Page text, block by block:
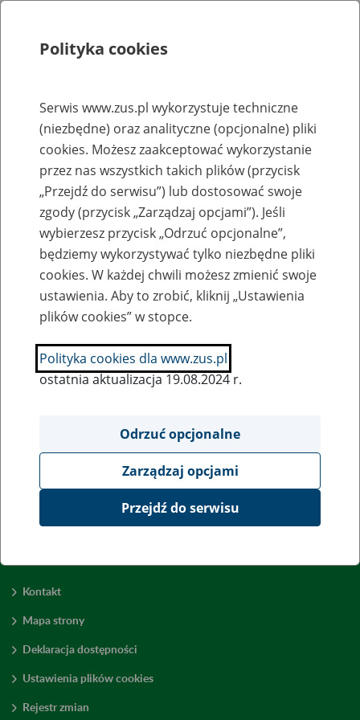
Rejestry, ewidencje i archiwa
Baza zlikwidowanych lub
przekształconych zakładów pracy
Nazwa zakładu pracy:
SZUKAJ
Wyświetl wszystkie
Kontakt
Mapa strony
Deklaracja dostępności
Ustawienia plików cookies
Rejestr zmian
Polityka cookies
Serwis www.zus.pl wykorzystuje techniczne
(niezbędne) oraz analityczne (opcjonalne) pliki
cookies. Możesz zaakceptować wykorzystanie
przez nas wszystkich takich plików (przycisk
„Przejdź do serwisu”) lub dostosować swoje
zgody (przycisk „Zarządzaj opcjami”). Jeśli
wybierzesz przycisk „Odrzuć opcjonalne”,
będziemy wykorzystywać tylko niezbędne pliki
cookies. W każdej chwili możesz zmienić swoje
ustawienia. Aby to zrobić, kliknij „Ustawienia
plików cookies” w stopce.
Polityka cookies dla www.zus.pl
ostatnia aktualizacja 19.08.2024 r.
Odrzuć opcjonalne
Zarządzaj opcjami
Przejdź do serwisu